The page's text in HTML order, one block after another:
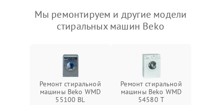
Мы ремонтируем и другие модели
стиральных машин Beko
Ремонт стиральной
машины Beko WMD
55100 BL
Ремонт стиральной
машины Beko WMD
54580 T